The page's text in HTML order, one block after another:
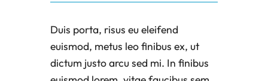
Duis porta, risus eu eleifend
euismod, metus leo finibus ex, ut
dictum justo arcu sed mi. In finibus